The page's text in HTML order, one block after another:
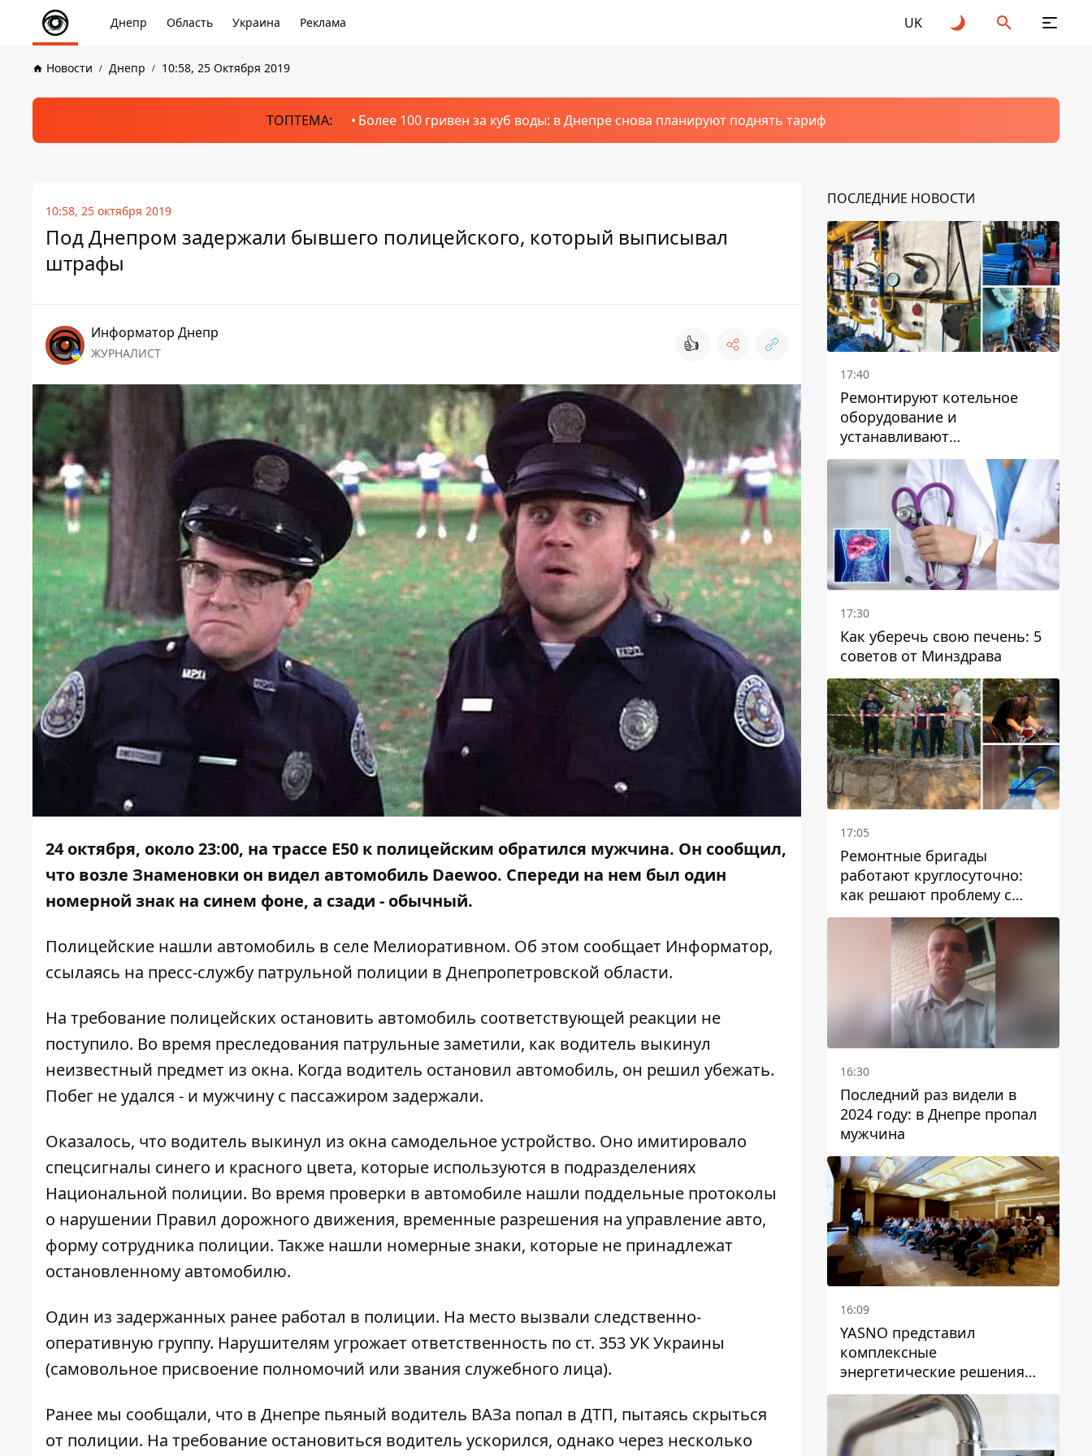
Днепр Область Украина Реклама UK
Новости Днепр 10:58, 25 Октября 2019
ТОПТЕМА: Более 100 гривен за куб воды: в Днепре снова планируют поднять тариф
10:58, 25 октября 2019
Под Днепром задержали бывшего полицейского, который выписывал
штрафы
Информатор Днепр
ЖУРНАЛИСТ 👍
24 октября, около 23:00, на трассе Е50 к полицейским обратился мужчина. Он сообщил,
что возле Знаменовки он видел автомобиль Daewoo. Спереди на нем был один
номерной знак на синем фоне, а сзади - обычный.
Полицейские нашли автомобиль в селе Мелиоративном. Об этом сообщает Информатор,
ссылаясь на пресс-службу патрульной полиции в Днепропетровской области.
На требование полицейских остановить автомобиль соответствующей реакции не
поступило. Во время преследования патрульные заметили, как водитель выкинул
неизвестный предмет из окна. Когда водитель остановил автомобиль, он решил убежать.
Побег не удался - и мужчину с пассажиром задержали.
Оказалось, что водитель выкинул из окна самодельное устройство. Оно имитировало
спецсигналы синего и красного цвета, которые используются в подразделениях
Национальной полиции. Во время проверки в автомобиле нашли поддельные протоколы
о нарушении Правил дорожного движения, временные разрешения на управление авто,
форму сотрудника полиции. Также нашли номерные знаки, которые не принадлежат
остановленному автомобилю.
Один из задержанных ранее работал в полиции. На место вызвали следственно-
оперативную группу. Нарушителям угрожает ответственность по ст. 353 УК Украины
(самовольное присвоение полномочий или звания служебного лица).
Ранее мы сообщали, что в Днепре пьяный водитель ВАЗа попал в ДТП, пытаясь скрыться
от полиции. На требование остановиться водитель ускорился, однако через несколько
ПОСЛЕДНИЕ НОВОСТИ
17:40
Ремонтируют котельное
оборудование и
устанавливают
генераторные установки:
как в Днепре готовятся к
отопительному сезону
17:30
Как уберечь свою печень: 5
советов от Минздрава
17:05
Ремонтные бригады
работают круглосуточно:
как решают проблему с
водой в Марганецкой
громаде
16:30
Последний раз видели в
2024 году: в Днепре пропал
мужчина
16:09
YASNO представил
комплексные
энергетические решения
для бизнеса в Днепре